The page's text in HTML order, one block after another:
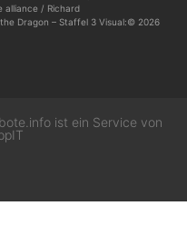
alliance / Richard
Dragon – Staffel 3 Visual:© 2026
ist ein Service von